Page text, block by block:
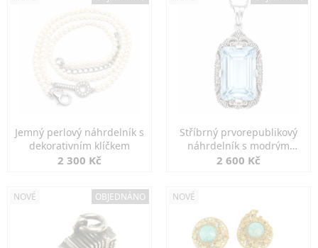
Jemný perlový náhrdelník s
dekorativním klíčkem
2 300 Kč
Stříbrný prvorepublikový
náhrdelník s modrým
spinelem
2 600 Kč
NOVÉ OBJEDNÁNO NOVÉ